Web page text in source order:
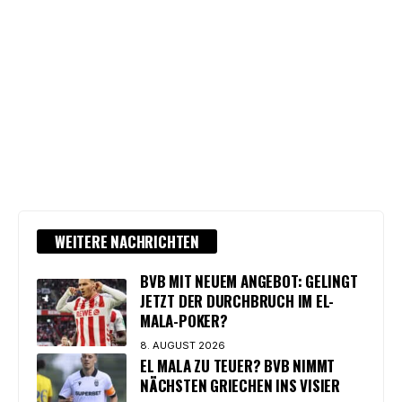
WEITERE NACHRICHTEN
BVB MIT NEUEM ANGEBOT: GELINGT
JETZT DER DURCHBRUCH IM EL-
MALA-POKER?
8. AUGUST 2026
EL MALA ZU TEUER? BVB NIMMT
NÄCHSTEN GRIECHEN INS VISIER